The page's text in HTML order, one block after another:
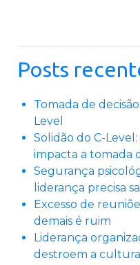
Posts
Tomada de
Level
Solidão do C-
impacta a tomada
Segurança
liderança precisa
Excesso de
demais é ruim
Liderança
destroem a